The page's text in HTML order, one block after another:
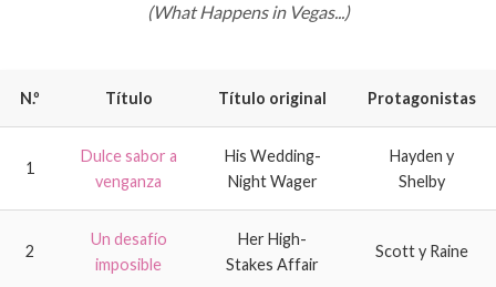
(What Happens in Vegas...)
N.º Título Título original Protagonistas
1
Dulce sabor a
venganza
His Wedding-
Night Wager
Hayden y
Shelby
2
Un desafío
imposible
Her High-
Stakes Affair
Scott y Raine